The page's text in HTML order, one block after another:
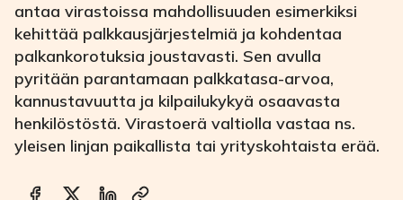
antaa virastoissa mahdollisuuden esimerkiksi
kehittää palkkausjärjestelmiä ja kohdentaa
palkankorotuksia joustavasti. Sen avulla
pyritään parantamaan palkkatasa-arvoa,
kannustavuutta ja kilpailukykyä osaavasta
henkilöstöstä. Virastoerä valtiolla vastaa ns.
yleisen linjan paikallista tai yrityskohtaista erää.